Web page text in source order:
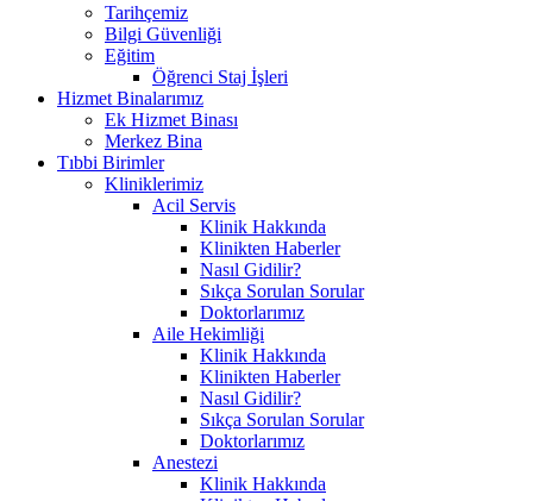
Tarihçemiz
Bilgi Güvenliği
Eğitim
Öğrenci Staj İşleri
Hizmet Binalarımız
Ek Hizmet Binası
Merkez Bina
Tıbbi Birimler
Kliniklerimiz
Acil Servis
Klinik Hakkında
Klinikten Haberler
Nasıl Gidilir?
Sıkça Sorulan Sorular
Doktorlarımız
Aile Hekimliği
Klinik Hakkında
Klinikten Haberler
Nasıl Gidilir?
Sıkça Sorulan Sorular
Doktorlarımız
Anestezi
Klinik Hakkında